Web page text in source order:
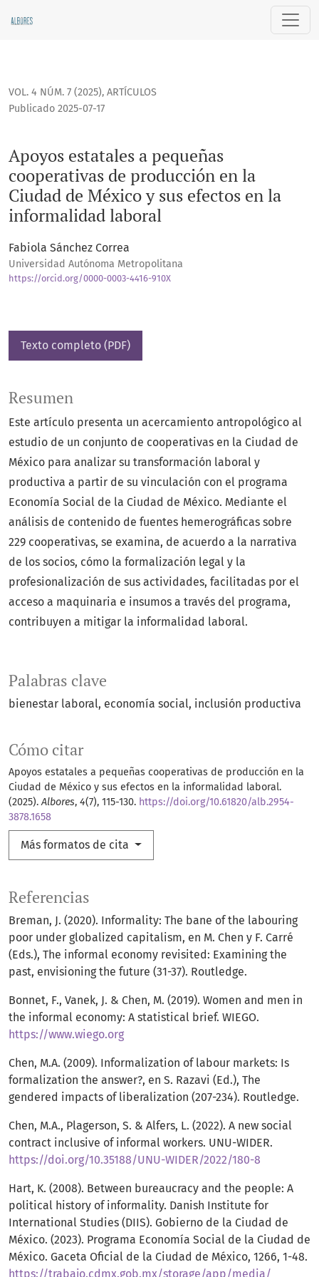
Apoyos estatales a pequeñas cooperativas de
VOL. 4 NÚM. 7 (2025), ARTÍCULOS
Apoyos estatales a pequeñas
cooperativas de producción en la
Ciudad de México y sus efectos en la
informalidad laboral
Publicado 2025-07-17
Fabiola Sánchez Correa
Universidad Autónoma Metropolitana
https://orcid.org/0000-0003-4416-910X
Texto completo (PDF)
Palabras clave
bienestar laboral economía social inclusión productiva
Cómo citar
Apoyos estatales a pequeñas cooperativas de producción en la
Ciudad de México y sus efectos en la informalidad laboral.
(2025).Albores, 4(7), 115-130. https://doi.org/10.61820/alb.2954-
3878.1658
Más formatos de cita
Resumen
Este artículo presenta un acercamiento antropológico al
estudio de un conjunto de cooperativas en la Ciudad de
México para analizar su transformación laboral y
productiva a partir de su vinculación con el programa
Economía Social de la Ciudad de México. Mediante el
análisis de contenido de fuentes hemerográficas sobre
229 cooperativas, se examina, de acuerdo a la narrativa
de los socios, cómo la formalización legal y la
profesionalización de sus actividades, facilitadas por el
acceso a maquinaria e insumos a través del programa,
contribuyen a mitigar la informalidad laboral.
Referencias
Breman, J. (2020). Informality: The bane of the labouring
poor under globalized capitalism, en M. Chen y F. Carré
(Eds.), The informal economy revisited: Examining the
past, envisioning the future (31-37). Routledge.
Bonnet, F., Vanek, J. & Chen, M. (2019). Women and men in
the informal economy: A statistical brief. WIEGO.
https://www.wiego.org
Chen, M.A. (2009). Informalization of labour markets: Is
formalization the answer?, en S. Razavi (Ed.), The
gendered impacts of liberalization (207-234). Routledge.
Chen, M.A., Plagerson, S. & Alfers, L. (2022). A new social
contract inclusive of informal workers. UNU-WIDER.
https://doi.org/10.35188/UNU-WIDER/2022/180-8
Hart, K. (2008). Between bureaucracy and the people: A
political history of informality. Danish Institute for
International Studies (DIIS). Gobierno de la Ciudad de
México. (2023). Programa Economía Social de la Ciudad de
México. Gaceta Oficial de la Ciudad de México, 1266, 1-48.
https://trabajo.cdmx.gob.mx/storage/app/media/